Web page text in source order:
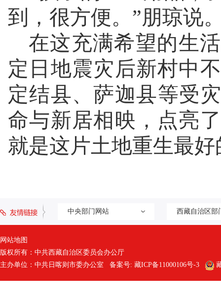
到，很方便。”朋琼说
在这充满希望的生
定日地震灾后新村中
定结县、萨迦县等受
命与新居相映，点亮
就是这片土地重生最
中央部门网站 西藏自治区部
网站地图
版权所有：中共西藏自治区委员会办公厅
主办单位：中共日喀则市委办公室 备案号: 藏ICP备11000106号-3